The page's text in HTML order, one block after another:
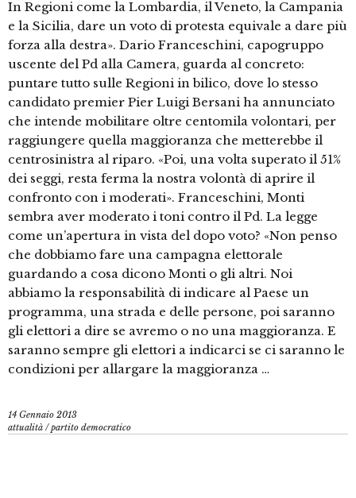
In Regioni come la Lombardia, il Veneto, la Campania
e la Sicilia, dare un voto di protesta equivale a dare più
forza alla destra». Dario Franceschini, capogruppo
uscente del Pd alla Camera, guarda al concreto:
puntare tutto sulle Regioni in bilico, dove lo stesso
candidato premier Pier Luigi Bersani ha annunciato
che intende mobilitare oltre centomila volontari, per
raggiungere quella maggioranza che metterebbe il
centrosinistra al riparo. «Poi, una volta superato il 51%
dei seggi, resta ferma la nostra volontà di aprire il
confronto con i moderati». Franceschini, Monti
sembra aver moderato i toni contro il Pd. La legge
come un’apertura in vista del dopo voto? «Non penso
che dobbiamo fare una campagna elettorale
guardando a cosa dicono Monti o gli altri. Noi
abbiamo la responsabilità di indicare al Paese un
programma, una strada e delle persone, poi saranno
gli elettori a dire se avremo o no una maggioranza. E
saranno sempre gli elettori a indicarci se ci saranno le
condizioni per allargare la maggioranza …
14 Gennaio 2013
attualità /partito democratico